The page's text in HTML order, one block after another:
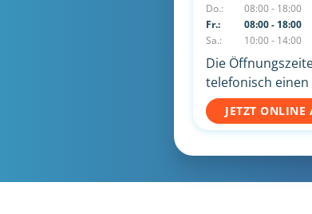
Do.:
08:00 - 18:00
Fr.:
08:00 - 18:00
Sa.:
10:00 - 14:00
Die
telefonisch einen
JETZT ONLINE